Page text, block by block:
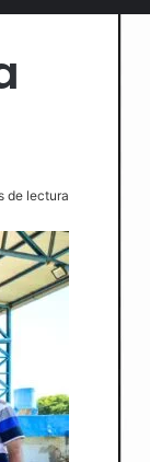
de lectura